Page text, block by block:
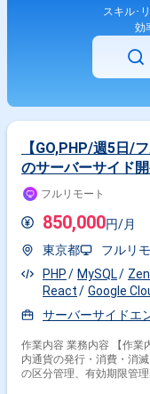
スキル･
効
【GO,PHP/週5日/
のサーバーサイド
フルリモート
850,000円/月
東京都
フルリ
PHP
MySQL
React
Google
サーバーサイドエ
作業内容 業務内容 【作業
内通貨の発行・消費・消
の区分管理、有効期限管